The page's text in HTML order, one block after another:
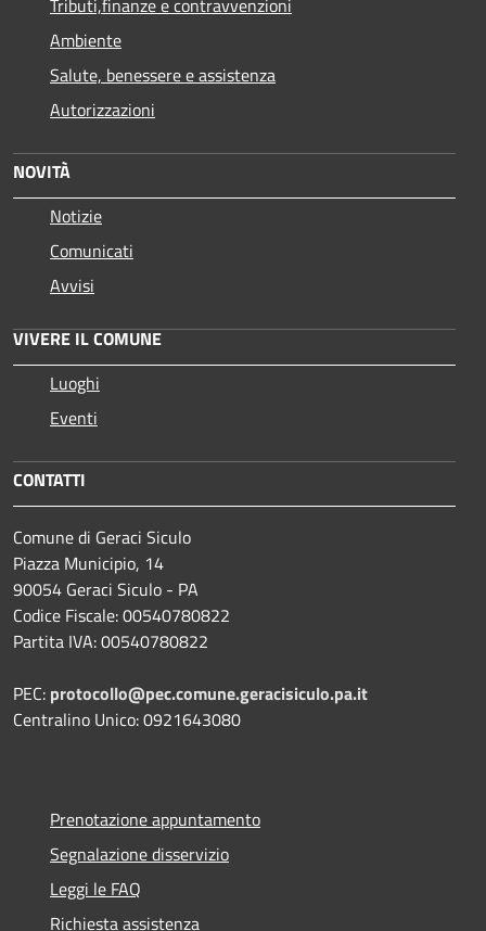
Tributi,finanze e contravvenzioni
Ambiente
Salute, benessere e assistenza
Autorizzazioni
NOVITÀ
Notizie
Comunicati
Avvisi
VIVERE IL COMUNE
Luoghi
Eventi
CONTATTI
Comune di Geraci Siculo
Piazza Municipio, 14
90054 Geraci Siculo - PA
Codice Fiscale: 00540780822
Partita IVA: 00540780822
PEC: protocollo@pec.comune.geracisiculo.pa.it
Centralino Unico: 0921643080
Prenotazione appuntamento
Segnalazione disservizio
Leggi le FAQ
Richiesta assistenza